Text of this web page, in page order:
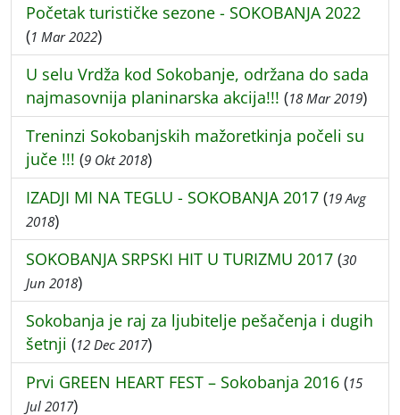
Početak turističke sezone - SOKOBANJA 2022
(1 Mar 2022)
U selu Vrdža kod Sokobanje, održana do sada
najmasovnija planinarska akcija!!! (18 Mar 2019)
Treninzi Sokobanjskih mažoretkinja počeli su
juče !!! (9 Okt 2018)
IZADJI MI NA TEGLU - SOKOBANJA 2017 (19 Avg
2018)
SOKOBANJA SRPSKI HIT U TURIZMU 2017 (30
Jun 2018)
Sokobanja je raj za ljubitelje pešačenja i dugih
šetnji (12 Dec 2017)
Prvi GREEN HEART FEST – Sokobanja 2016 (15
Jul 2017)